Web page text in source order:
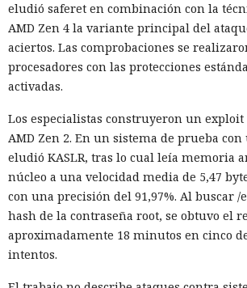
eludió saferet en combinación con la
AMD Zen 4 la variante principal del
aciertos. Las comprobaciones se
procesadores con las protecciones
activadas.
Los especialistas construyeron un exploit
AMD Zen 2. En un sistema de prueba con
eludió KASLR, tras lo cual leía memoria
núcleo a una velocidad media de 5,47
con una precisión del 91,97%. Al buscar /
hash de la contraseña root, se obtuvo el
aproximadamente 18 minutos en cinco
intentos.